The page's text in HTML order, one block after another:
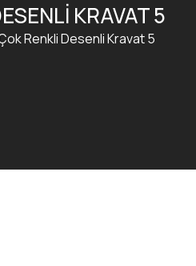
KRAVAT 5
Renkli Desenli Kravat 5